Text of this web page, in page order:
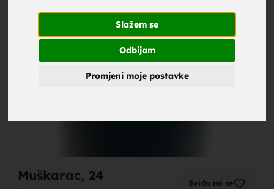
Slažem se
Odbijam
Promjeni moje postavke
Muškarac, 24 Sviđa mi se
zene za
brak,